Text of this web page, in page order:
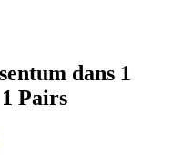
dans 1
Pairs